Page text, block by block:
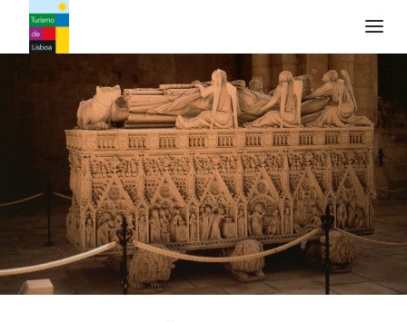
Logo di Turismo de Lisboa